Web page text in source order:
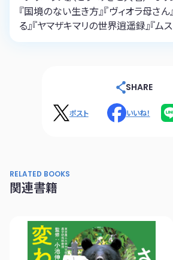
『国境のない生き方』『ヴィオラ母さん
る』『ヤマザキマリの世界逍遥録』『ム
SHARE
ポスト いいね！
RELATED BOOKS
関連書籍